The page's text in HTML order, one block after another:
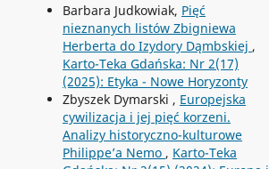
Barbara Judkowiak, Pięć
nieznanych listów Zbigniewa
Herberta do Izydory Dąmbskiej ,
Karto-Teka Gdańska: Nr 2(17)
(2025): Etyka - Nowe Horyzonty
Zbyszek Dymarski , Europejska
cywilizacja i jej pięć korzeni.
Analizy historyczno-kulturowe
Philippe’a Nemo , Karto-Teka